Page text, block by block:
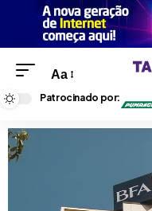
Aa
Patrocinado por: